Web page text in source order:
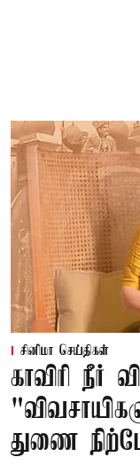
சினிமா செய்திகள்
காவிரி நீர்
துணை